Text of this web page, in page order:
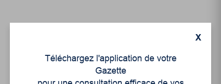
Un siècle de Mauriciennes dans la presse
X
Téléchargez l'application de votre
Gazette